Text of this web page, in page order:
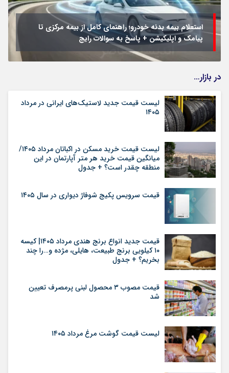
استعلام بیمه بدنه خودرو؛ راهنمای کامل از بیمه مرکزی تا
پیامک و اپلیکیشن + پاسخ به سوالات رایج
در بازار…
لیست قیمت جدید لاستیک‌های ایرانی در مرداد
۱۴۰۵
لیست قیمت خرید مسکن در اکباتان مرداد ۱۴۰۵/
میانگین قیمت خرید هر متر آپارتمان در این
منطقه چقدر است؟ + جدول
قیمت سرویس پکیج شوفاژ دیواری در سال ۱۴۰۵
قیمت جدید انواع برنج هندی مرداد ۱۴۰۵| کیسه
۱۰ کیلویی برنج طبیعت، هایلی، مژده و…را چند
بخریم؟ + جدول
قیمت مصوب ۳ محصول لبنی پرمصرف تعیین
شد
لیست قیمت گوشت مرغ مرداد ۱۴۰۵